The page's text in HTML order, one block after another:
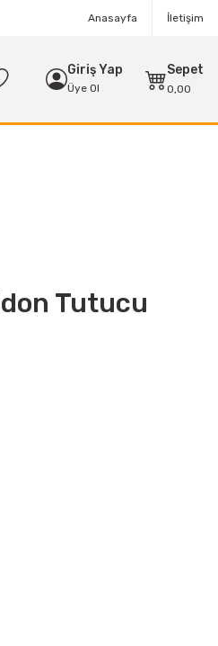
Anasayfa İletişim
Giriş Yap
Üye Ol
Sepet
0,00
Tutucu